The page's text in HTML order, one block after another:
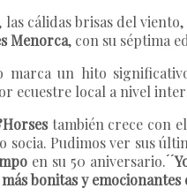
las cálidas brisas del
Menorca, con su séptima
marca un hito
ecuestre local a nivel
también crece con
socia. Pudimos ver sus
en su 50 aniversario.
más bonitas y